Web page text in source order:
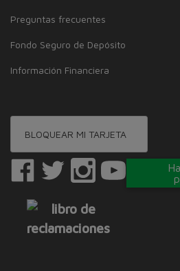
Preguntas frecuentes
Fondo Seguro de Depósito
Información Financiera
BLOQUEAR MI TARJETA